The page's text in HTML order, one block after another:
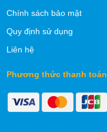
Chính sách bảo mật
Quy định sử dụng
Liên hệ
Phương thức thanh toán